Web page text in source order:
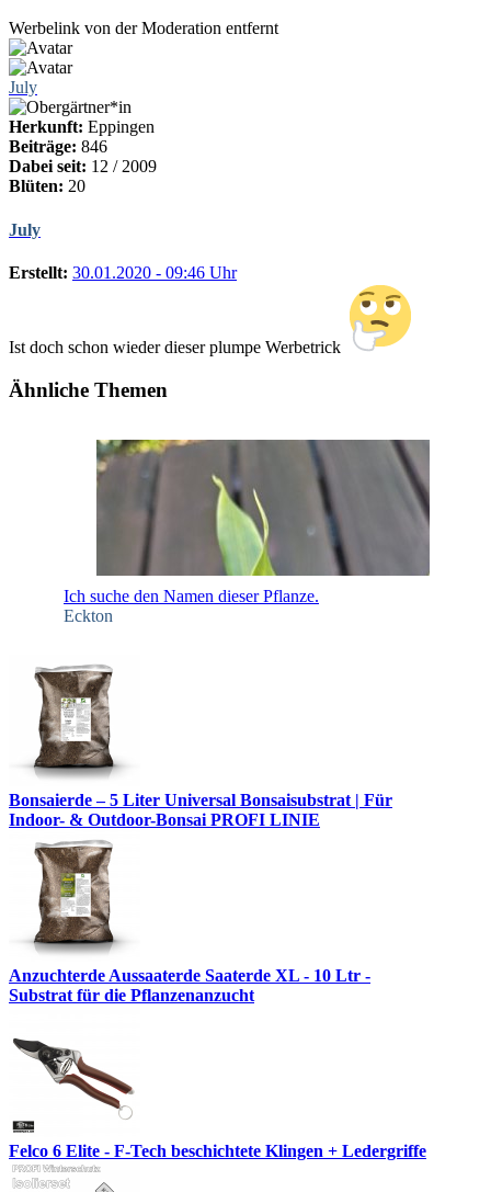
Werbelink von der Moderation entfernt
July
Herkunft: Eppingen
Beiträge: 846
Dabei seit: 12 / 2009
Blüten: 20
July
Erstellt: 30.01.2020 - 09:46 Uhr
Ist doch schon wieder dieser plumpe Werbetrick
Ähnliche Themen
Ich suche den Namen dieser Pflanze.
Eckton
Bonsaierde – 5 Liter Universal Bonsaisubstrat | Für
Indoor- & Outdoor-Bonsai PROFI LINIE
Anzuchterde Aussaaterde Saaterde XL - 10 Ltr -
Substrat für die Pflanzenanzucht
Felco 6 Elite - F-Tech beschichtete Klingen + Ledergriffe